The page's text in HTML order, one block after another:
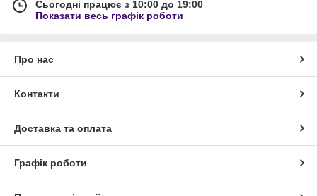
Сьогодні працює з 10:00 до 19:00
Показати весь графік роботи
Про нас
Контакти
Доставка та оплата
Графік роботи